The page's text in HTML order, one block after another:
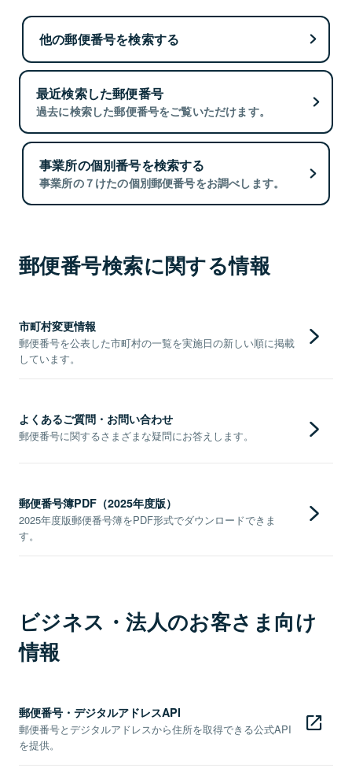
他の郵便番号を検索する
最近検索した郵便番号
過去に検索した郵便番号をご覧いただけます。
事業所の個別番号を検索する
事業所の７けたの個別郵便番号をお調べします。
郵便番号検索に関する情報
市町村変更情報
郵便番号を公表した市町村の一覧を実施日の新しい順に掲載
しています。
よくあるご質問・お問い合わせ
郵便番号に関するさまざまな疑問にお答えします。
郵便番号簿PDF（2025年度版）
2025年度版郵便番号簿をPDF形式でダウンロードできま
す。
ビジネス・法人のお客さま向け
情報
郵便番号・デジタルアドレスAPI
郵便番号とデジタルアドレスから住所を取得できる公式API
を提供。